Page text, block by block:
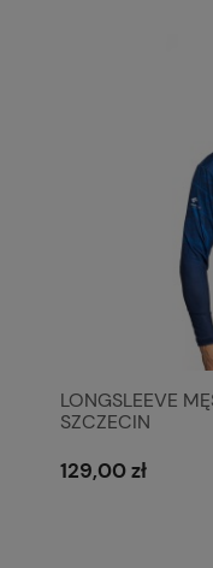
LONGSLEEVE
SZCZECIN
129,00 zł